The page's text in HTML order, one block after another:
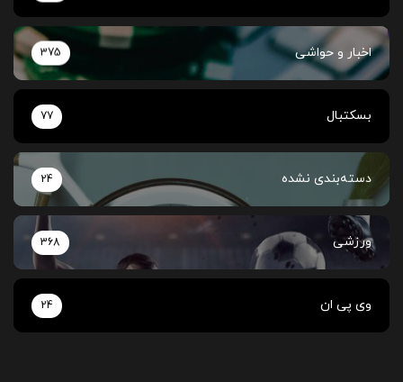
اخبار و حواشی 375
بسکتبال 77
دسته‌بندی نشده 24
ورزشی 368
وی پی ان 24